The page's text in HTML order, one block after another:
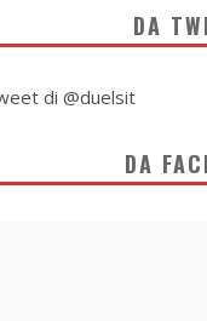
DA
di @duelsit
DA